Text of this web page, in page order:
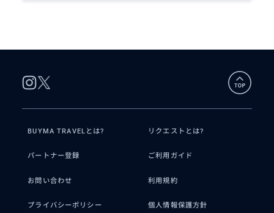
BUYMA TRAVELとは? リクエストとは?
パートナー登録 ご利用ガイド
お問い合わせ 利用規約
プライバシーポリシー 個人情報保護方針